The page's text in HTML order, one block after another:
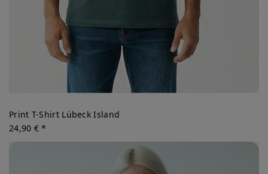
Print T-Shirt Lübeck Island
24,90 € *